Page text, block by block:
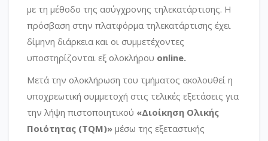
με τη μέθοδο της ασύγχρονης τηλεκατάρτισης. Η
πρόσβαση στην πλατφόρμα τηλεκατάρτισης έχει
δίμηνη διάρκεια και οι συμμετέχοντες
υποστηρίζονται εξ ολοκλήρου online.
Μετά την ολοκλήρωση του τμήματος ακολουθεί η
υποχρεωτική συμμετοχή στις τελικές εξετάσεις για
την λήψη πιστοποιητικού «Διοίκηση Ολικής
Ποιότητας (TQM)» μέσω της εξεταστικής